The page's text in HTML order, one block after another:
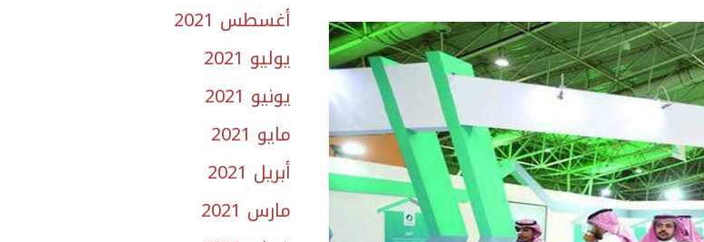
أغسطس 2021
يوليو 2021
يونيو 2021
مايو 2021
أبريل 2021
مارس 2021